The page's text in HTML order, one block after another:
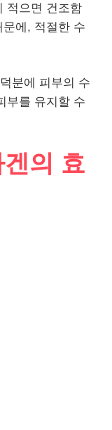
적으면 건조함
에, 적절한 수
분에 피부의 수
부를 유지할 수
의 효